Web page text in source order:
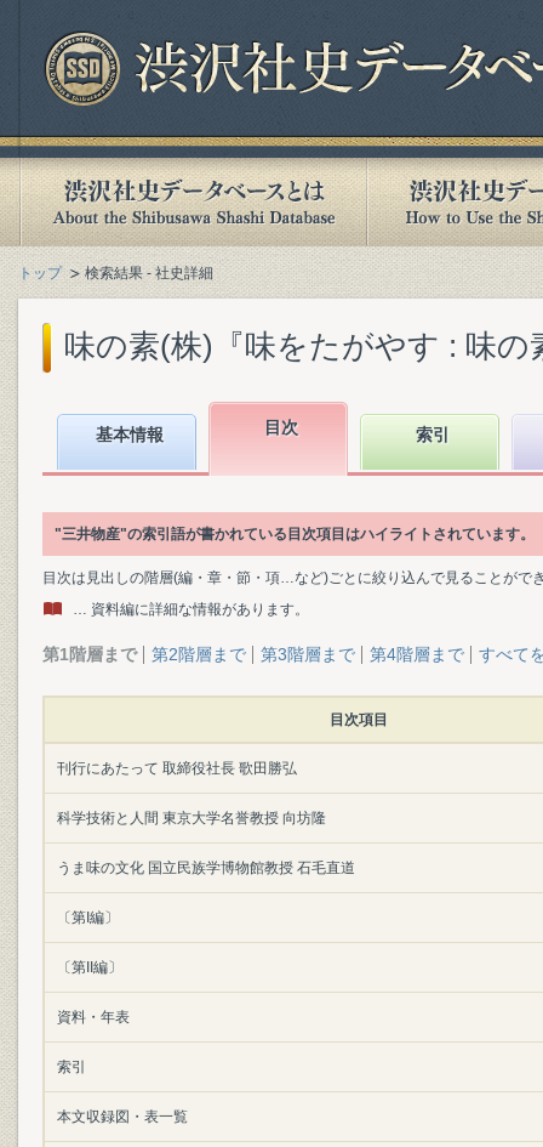
トップ 検索結果 - 社史詳細
味の素(株)『味をたがやす : 味の
基本情報 目次 索引
"三井物産"の索引語が書かれている目次項目はハイライトされています。
目次は見出しの階層(編・章・節・項…など)ごとに絞り込んで見ることがで
… 資料編に詳細な情報があります。
第1階層まで 第2階層まで 第3階層まで 第4階層まで すべて
目次項目
刊行にあたって 取締役社長 歌田勝弘
科学技術と人間 東京大学名誉教授 向坊隆
うま味の文化 国立民族学博物館教授 石毛直道
〔第I編〕
〔第II編〕
資料・年表
索引
本文収録図・表一覧